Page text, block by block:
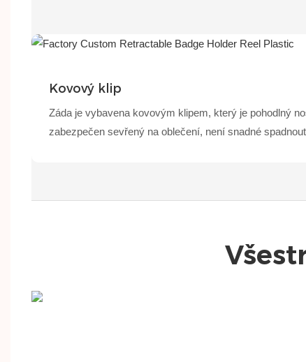
Kovový klip
Záda je vybavena kovovým klipem, který je pohodlný
zabezpečen sevřený na oblečení, není snadné spadnout